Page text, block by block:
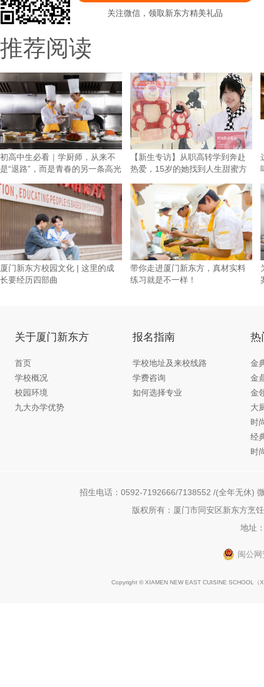
关注微信，领取新东方精美礼品
推荐阅读
初高中生必看｜学厨师，从来不
是“退路”，而是青春的另一条高光
【新生专访】从职高转学到奔赴
热爱，15岁的她找到人生甜蜜方
厦门新东方校园文化 | 这里的成
长要经历四部曲
带你走进厦门新东方，真材实料
练习就是不一样！
关于厦门新东方
首页
学校概况
校园环境
九大办学优势
报名指南
学校地址及来校线路
学费咨询
如何选择专业
热
金
金
金
大
时
经
时
招生电话：0592-7192666/7138552 /(全年无休)
版权所有：厦门市同安区新东方烹
地址
闽公
Copyright © XIAMEN NEW EAST CUISINE SCHOOL（